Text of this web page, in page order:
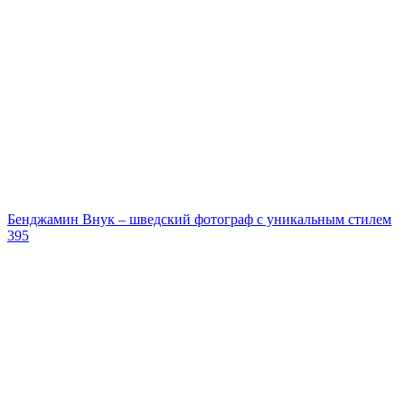
Бенджамин Внук – шведский фотограф с уникальным стилем
395